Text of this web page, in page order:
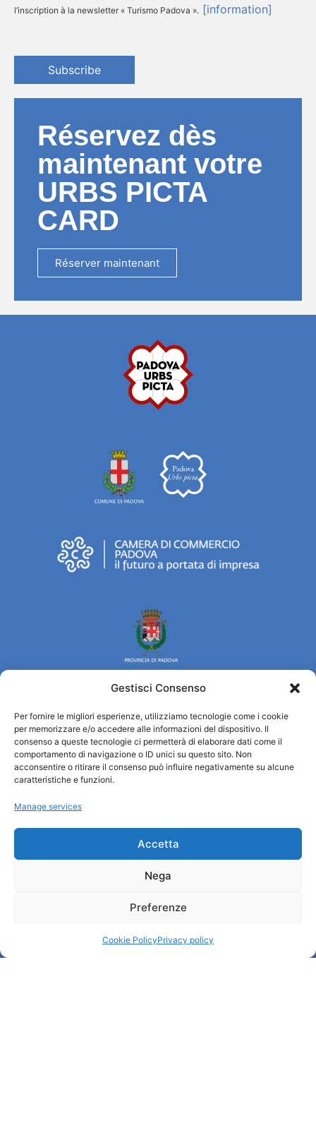
Gestisci Consenso
Per fornire le migliori esperienze, utilizziamo tecnologie come i cookie
per memorizzare e/o accedere alle informazioni del dispositivo. Il
consenso a queste tecnologie ci permetterà di elaborare dati come il
comportamento di navigazione o ID unici su questo sito. Non
acconsentire o ritirare il consenso può influire negativamente su alcune
caratteristiche e funzioni.
Manage services
Accetta
Nega
Preferenze
Cookie PolicyPrivacy policy
l’inscription à la newsletter « Turismo Padova ». [information]
Subscribe
Réservez dès
maintenant votre
URBS PICTA
CARD
Réserver maintenant
Turismo Padova
Qui sommes-nous ?
Information et accueil des tourist / IAT
Cookie Policy (UE)